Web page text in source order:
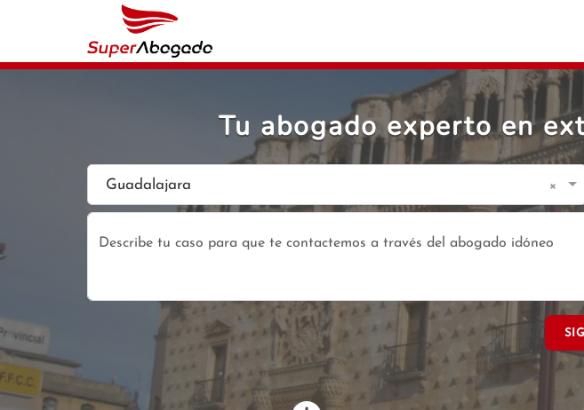
Tu abogado experto en
Guadalajara ×